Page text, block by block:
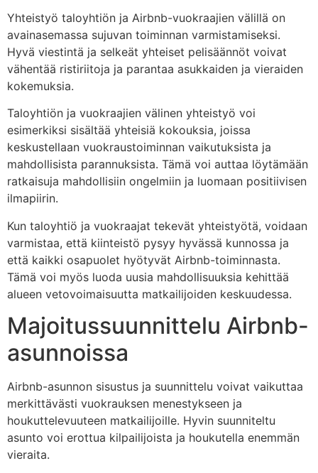
Yhteistyö taloyhtiön ja Airbnb-vuokraajien välillä on
avainasemassa sujuvan toiminnan varmistamiseksi.
Hyvä viestintä ja selkeät yhteiset pelisäännöt voivat
vähentää ristiriitoja ja parantaa asukkaiden ja vieraiden
kokemuksia.
Taloyhtiön ja vuokraajien välinen yhteistyö voi
esimerkiksi sisältää yhteisiä kokouksia, joissa
keskustellaan vuokraustoiminnan vaikutuksista ja
mahdollisista parannuksista. Tämä voi auttaa löytämään
ratkaisuja mahdollisiin ongelmiin ja luomaan positiivisen
ilmapiirin.
Kun taloyhtiö ja vuokraajat tekevät yhteistyötä, voidaan
varmistaa, että kiinteistö pysyy hyvässä kunnossa ja
että kaikki osapuolet hyötyvät Airbnb-toiminnasta.
Tämä voi myös luoda uusia mahdollisuuksia kehittää
alueen vetovoimaisuutta matkailijoiden keskuudessa.
Majoitussuunnittelu Airbnb-
asunnoissa
Airbnb-asunnon sisustus ja suunnittelu voivat vaikuttaa
merkittävästi vuokrauksen menestykseen ja
houkuttelevuuteen matkailijoille. Hyvin suunniteltu
asunto voi erottua kilpailijoista ja houkutella enemmän
vieraita.